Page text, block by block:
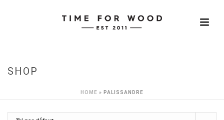
SHOP
HOME » PALISSANDRE